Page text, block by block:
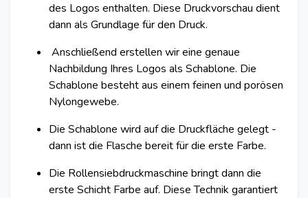
des Logos enthalten. Diese Druckvorschau dient
dann als Grundlage für den Druck.
Anschließend erstellen wir eine genaue
Nachbildung Ihres Logos als Schablone. Die
Schablone besteht aus einem feinen und porösen
Nylongewebe.
Die Schablone wird auf die Druckfläche gelegt -
dann ist die Flasche bereit für die erste Farbe.
Die Rollensiebdruckmaschine bringt dann die
erste Schicht Farbe auf. Diese Technik garantiert